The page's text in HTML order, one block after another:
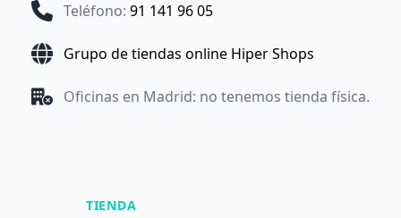
Teléfono: 91 141 96 05
Grupo de tiendas online Hiper Shops
Oficinas en Madrid: no tenemos tienda física.
TIENDA